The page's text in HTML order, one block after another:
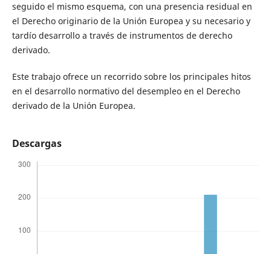
seguido el mismo esquema, con una presencia residual en
el Derecho originario de la Unión Europea y su necesario y
tardío desarrollo a través de instrumentos de derecho
derivado.
Este trabajo ofrece un recorrido sobre los principales hitos
en el desarrollo normativo del desempleo en el Derecho
derivado de la Unión Europea.
Descargas